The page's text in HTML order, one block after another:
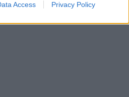
Access Privacy Policy